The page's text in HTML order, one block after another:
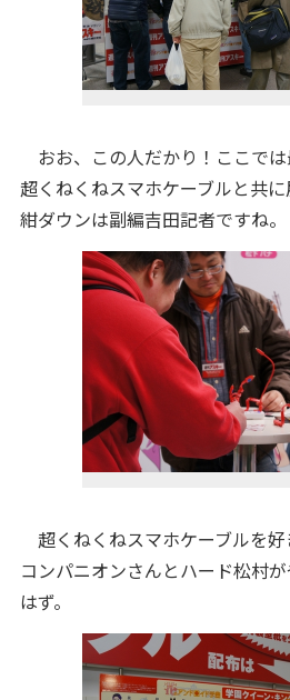
おお、この人だかり！ここで
超くねくねスマホケーブルと共
紺ダウンは副編吉田記者ですね。
超くねくねスマホケーブルを好
コンパニオンさんとハード松村
はず。